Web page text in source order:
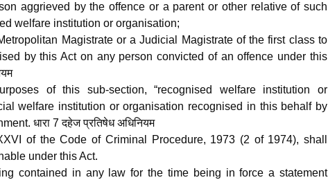
aggrieved by the offence or a parent or other relative of such
welfare institution or organisation;
Magistrate or a Judicial Magistrate of the first class to
by this Act on any person convicted of an offence under this
of this sub-section, “recognised welfare institution or
welfare institution or organisation recognised in this behalf by
धारा 7 दहेज प्रतिषेध अधिनियम
of the Code of Criminal Procedure, 1973 (2 of 1974), shall
under this Act.
contained in any law for the time being in force a statement